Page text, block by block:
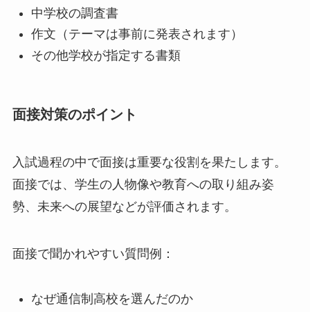
中学校の調査書
作文（テーマは事前に発表されます）
その他学校が指定する書類
面接対策のポイント
入試過程の中で面接は重要な役割を果たします。
面接では、学生の人物像や教育への取り組み姿
勢、未来への展望などが評価されます。
面接で聞かれやすい質問例：
なぜ通信制高校を選んだのか